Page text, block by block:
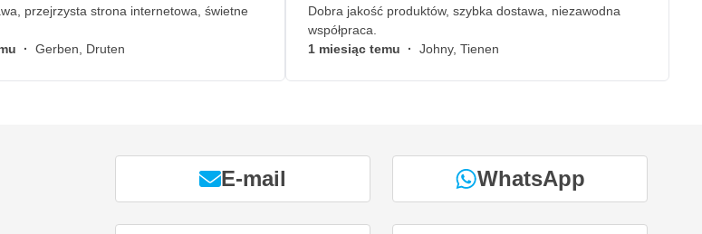
przejrzysta strona internetowa, świetne
· Gerben, Druten
Dobra jakość produktów, szybka dostawa, niezawodna
współpraca.
1 miesiąc temu · Johny, Tienen
E-mail WhatsApp